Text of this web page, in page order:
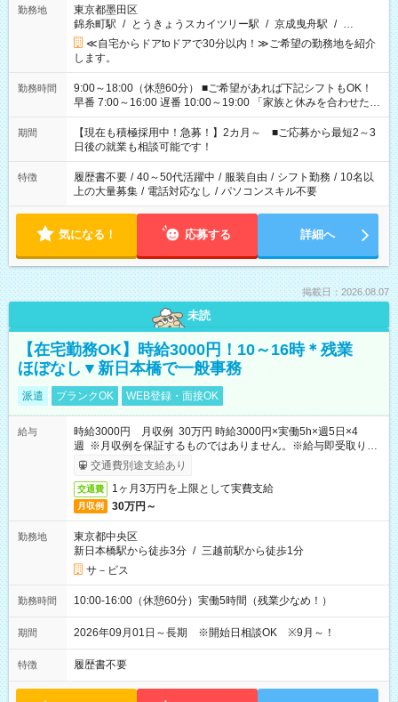
勤務地
東京都墨田区
錦糸町駅 / とうきょうスカイツリー駅 / 京成曳舟駅 / …
≪自宅からドアtoドアで30分以内！≫ご希望の勤務地を紹介
します。
勤務時間
9:00～18:00（休憩60分） ■ご希望があれば下記シフトもOK！
早番 7:00～16:00 遅番 10:00～19:00 「家族と休みを合わせた
い」 「余裕を持って夕飯の準備がしたい」 「できれば残業はし
たくない」 など、ご希望を教えてくださいね。 ※Wワーク希望
の方へ 今ご覧のお仕事で希望する勤務時間と、もう1つのお仕事
の勤務時間。 合計で週40時間を超える場合は応募できません。
期間
【現在も積極採用中！急募！】2カ月～ ■ご応募から最短2～3
日後の就業も相談可能です！
特徴 履歴書不要 / 40～50代活躍中 / 服装自由 / シフト勤務 / 10名以
上の大量募集 / 電話対応なし / パソコンスキル不要
気になる！ 応募する 詳細へ
掲載日：2026.08.07
未読
【在宅勤務OK】時給3000円！10～16時＊残業
ほぼなし▼新日本橋で一般事務
派遣 ブランクOK WEB登録・面接OK
給与
時給3000円 月収例 30万円 時給3000円×実働5h×週5日×4
週 ※月収例を保証するものではありません。※給与即受取りサ
ービス利用可（利用条件有）
交通費別途支給あり
交通費 1ヶ月3万円を上限として実費支給
月収例 30万円～
勤務地
東京都中央区
新日本橋駅から徒歩3分 / 三越前駅から徒歩1分
サ－ビス
勤務時間 10:00-16:00（休憩60分）実働5時間（残業少なめ！）
期間 2026年09月01日～長期 ※開始日相談OK ※9月～！
特徴 履歴書不要